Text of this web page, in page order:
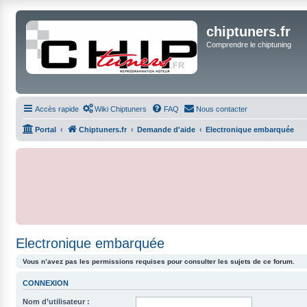
chiptuners.fr
Comprendre le chiptuning
Accès rapide Wiki Chiptuners FAQ Nous contacter
Portal Chiptuners.fr Demande d'aide Electronique embarquée
Electronique embarquée
Vous n’avez pas les permissions requises pour consulter les sujets de ce forum.
CONNEXION
Nom d’utilisateur :